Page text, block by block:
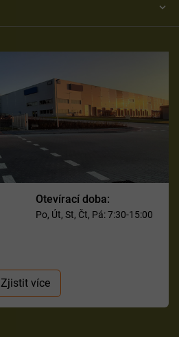
Otevírací doba:
Po, Út, St, Čt, Pá: 7:30-15:00
Zjistit více